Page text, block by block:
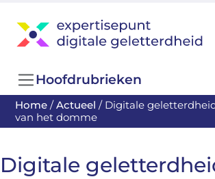
Hoofdrubrieken
Home /Actueel / Digitale
van het domme
Digitale